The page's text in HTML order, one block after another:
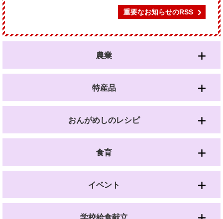
重要なお知らせのRSS
農業
特産品
おんがめしのレシピ
食育
イベント
学校給食献立